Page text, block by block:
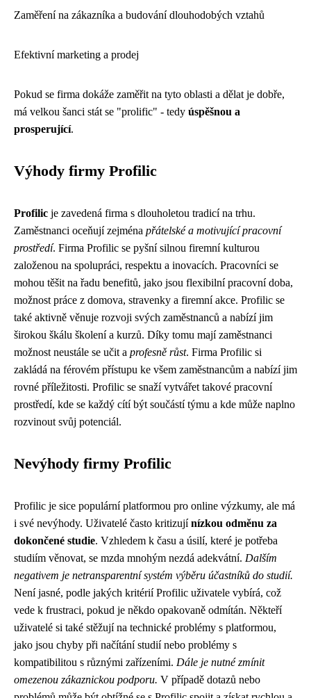
Zaměření na zákazníka a budování dlouhodobých vztahů
Efektivní marketing a prodej
Pokud se firma dokáže zaměřit na tyto oblasti a dělat je dobře,
má velkou šanci stát se "prolific" - tedy úspěšnou a
prosperující.
Výhody firmy Profilic
Profilic je zavedená firma s dlouholetou tradicí na trhu.
Zaměstnanci oceňují zejména přátelské a motivující pracovní
prostředí. Firma Profilic se pyšní silnou firemní kulturou
založenou na spolupráci, respektu a inovacích. Pracovníci se
mohou těšit na řadu benefitů, jako jsou flexibilní pracovní doba,
možnost práce z domova, stravenky a firemní akce. Profilic se
také aktivně věnuje rozvoji svých zaměstnanců a nabízí jim
širokou škálu školení a kurzů. Díky tomu mají zaměstnanci
možnost neustále se učit a profesně růst. Firma Profilic si
zakládá na férovém přístupu ke všem zaměstnancům a nabízí jim
rovné příležitosti. Profilic se snaží vytvářet takové pracovní
prostředí, kde se každý cítí být součástí týmu a kde může naplno
rozvinout svůj potenciál.
Nevýhody firmy Profilic
Profilic je sice populární platformou pro online výzkumy, ale má
i své nevýhody. Uživatelé často kritizujínízkou odměnu za
dokončené studie. Vzhledem k času a úsilí, které je potřeba
studiím věnovat, se mzda mnohým nezdá adekvátní. Dalším
negativem je netransparentní systém výběru účastníků do studií.
Není jasné, podle jakých kritérií Profilic uživatele vybírá, což
vede k frustraci, pokud je někdo opakovaně odmítán. Někteří
uživatelé si také stěžují na technické problémy s platformou,
jako jsou chyby při načítání studií nebo problémy s
kompatibilitou s různými zařízeními. Dále je nutné zmínit
omezenou zákaznickou podporu. V případě dotazů nebo